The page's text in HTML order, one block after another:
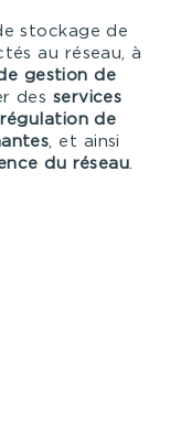
stockage de
au réseau, à
gestion de
des services
régulation de
, et ainsi
du réseau.